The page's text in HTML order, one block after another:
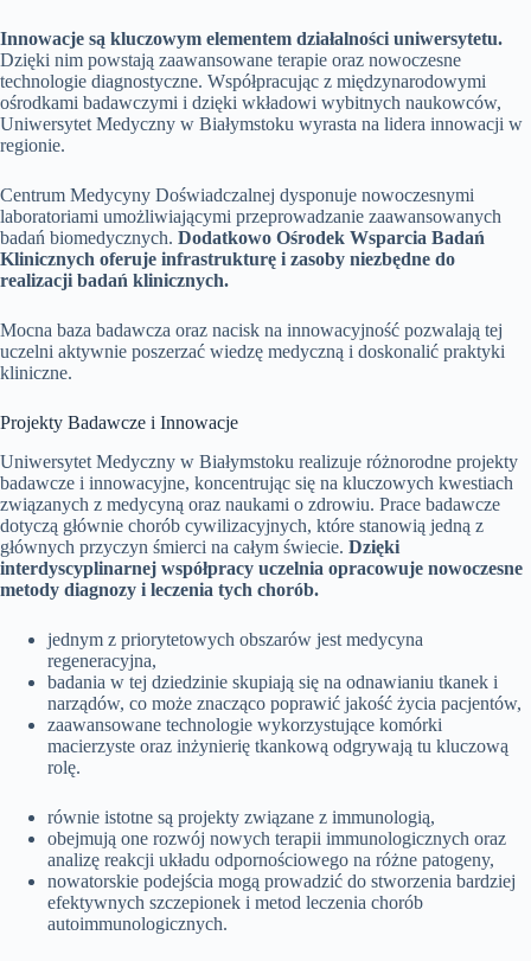
Innowacje są kluczowym elementem działalności uniwersytetu.
Dzięki nim powstają zaawansowane terapie oraz nowoczesne
technologie diagnostyczne. Współpracując z międzynarodowymi
ośrodkami badawczymi i dzięki wkładowi wybitnych naukowców,
Uniwersytet Medyczny w Białymstoku wyrasta na lidera innowacji w
regionie.
Centrum Medycyny Doświadczalnej dysponuje nowoczesnymi
laboratoriami umożliwiającymi przeprowadzanie zaawansowanych
badań biomedycznych. Dodatkowo Ośrodek Wsparcia Badań
Klinicznych oferuje infrastrukturę i zasoby niezbędne do
realizacji badań klinicznych.
Mocna baza badawcza oraz nacisk na innowacyjność pozwalają tej
uczelni aktywnie poszerzać wiedzę medyczną i doskonalić praktyki
kliniczne.
Projekty Badawcze i Innowacje
Uniwersytet Medyczny w Białymstoku realizuje różnorodne projekty
badawcze i innowacyjne, koncentrując się na kluczowych kwestiach
związanych z medycyną oraz naukami o zdrowiu. Prace badawcze
dotyczą głównie chorób cywilizacyjnych, które stanowią jedną z
głównych przyczyn śmierci na całym świecie. Dzięki
interdyscyplinarnej współpracy uczelnia opracowuje nowoczesne
metody diagnozy i leczenia tych chorób.
jednym z priorytetowych obszarów jest medycyna
regeneracyjna,
badania w tej dziedzinie skupiają się na odnawianiu tkanek i
narządów, co może znacząco poprawić jakość życia pacjentów,
zaawansowane technologie wykorzystujące komórki
macierzyste oraz inżynierię tkankową odgrywają tu kluczową
rolę.
równie istotne są projekty związane z immunologią,
obejmują one rozwój nowych terapii immunologicznych oraz
analizę reakcji układu odpornościowego na różne patogeny,
nowatorskie podejścia mogą prowadzić do stworzenia bardziej
efektywnych szczepionek i metod leczenia chorób
autoimmunologicznych.